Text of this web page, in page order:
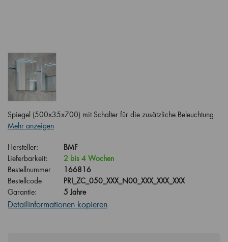
Spiegel (500x35x700) mit Schalter für die zusätzliche Beleuchtung
Mehr anzeigen
Hersteller:
BMF
Lieferbarkeit:
2 bis 4 Wochen
Bestellnummer
166816
Bestellcode
PRI_ZC_050_XXX_N00_XXX_XXX_XXX
Garantie:
5 Jahre
Detailinformationen kopieren